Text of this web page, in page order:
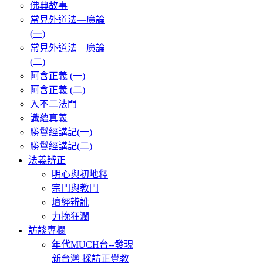
佛典故事
常見外道法—廣論
(一)
常見外道法—廣論
(二)
阿含正義 (一)
阿含正義 (二)
入不二法門
識蘊真義
勝鬘經講記(一)
勝鬘經講記(二)
法義辨正
明心與初地釋
宗門與教門
壇經辨訛
力挽狂瀾
訪談專欄
年代MUCH台--發現
新台灣 採訪正覺教